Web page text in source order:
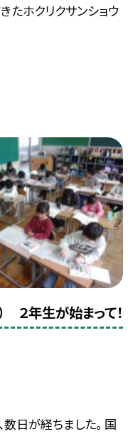
たホクリクサンショウ
２年生が始まって！
数日が経ちました。 国